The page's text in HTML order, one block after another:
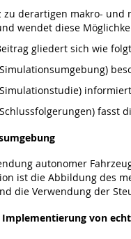
zu derartigen makro-
wendet diese
gliedert sich wie
fasst
autonomer
ist die Abbildung des
die Verwendung der
Implementierung von